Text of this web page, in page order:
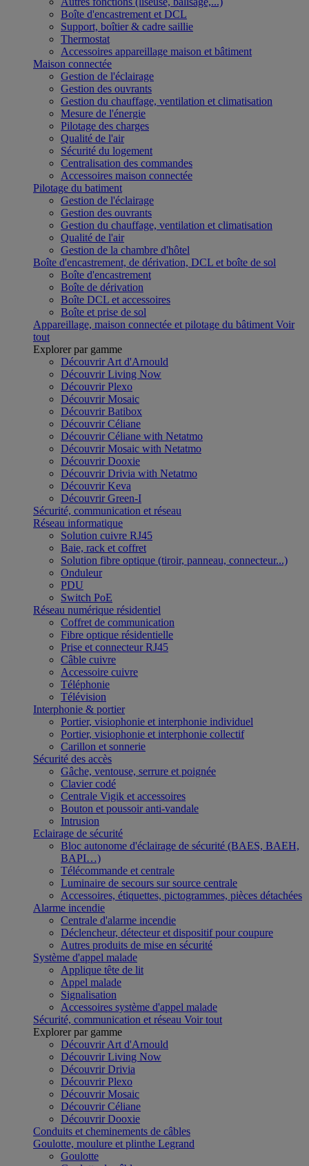
Boîte d'encastrement et DCL
Support, boîtier & cadre saillie
Thermostat
Accessoires appareillage maison et bâtiment
Maison connectée
Gestion de l'éclairage
Gestion des ouvrants
Gestion du chauffage, ventilation et climatisation
Mesure de l'énergie
Pilotage des charges
Qualité de l'air
Sécurité du logement
Centralisation des commandes
Accessoires maison connectée
Pilotage du batiment
Gestion de l'éclairage
Gestion des ouvrants
Gestion du chauffage, ventilation et climatisation
Qualité de l'air
Gestion de la chambre d'hôtel
Boîte d'encastrement, de dérivation, DCL et boîte de sol
Boîte d'encastrement
Boîte de dérivation
Boîte DCL et accessoires
Boîte et prise de sol
Appareillage, maison connectée et pilotage du bâtiment Voir
tout
Explorer par gamme
Découvrir Art d'Arnould
Découvrir Living Now
Découvrir Plexo
Découvrir Mosaic
Découvrir Batibox
Découvrir Céliane
Découvrir Céliane with Netatmo
Découvrir Mosaic with Netatmo
Découvrir Dooxie
Découvrir Drivia with Netatmo
Découvrir Keva
Découvrir Green-I
Sécurité, communication et réseau
Réseau informatique
Solution cuivre RJ45
Baie, rack et coffret
Solution fibre optique (tiroir, panneau, connecteur...)
Onduleur
PDU
Switch PoE
Réseau numérique résidentiel
Coffret de communication
Fibre optique résidentielle
Prise et connecteur RJ45
Câble cuivre
Accessoire cuivre
Téléphonie
Télévision
Interphonie & portier
Portier, visiophonie et interphonie individuel
Portier, visiophonie et interphonie collectif
Carillon et sonnerie
Sécurité des accès
Gâche, ventouse, serrure et poignée
Clavier codé
Centrale Vigik et accessoires
Bouton et poussoir anti-vandale
Intrusion
Eclairage de sécurité
Bloc autonome d'éclairage de sécurité (BAES, BAEH,
BAPI…)
Télécommande et centrale
Luminaire de secours sur source centrale
Accessoires, étiquettes, pictogrammes, pièces détachées
Alarme incendie
Centrale d'alarme incendie
Déclencheur, détecteur et dispositif pour coupure
Autres produits de mise en sécurité
Système d'appel malade
Applique tête de lit
Appel malade
Signalisation
Accessoires système d'appel malade
Sécurité, communication et réseau Voir tout
Explorer par gamme
Découvrir Art d'Arnould
Découvrir Living Now
Découvrir Drivia
Découvrir Plexo
Découvrir Mosaic
Découvrir Céliane
Découvrir Dooxie
Conduits et cheminements de câbles
Goulotte, moulure et plinthe Legrand
Goulotte